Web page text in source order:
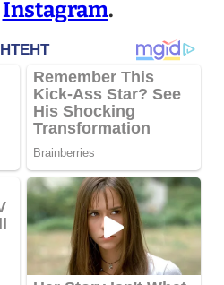
Instagram.